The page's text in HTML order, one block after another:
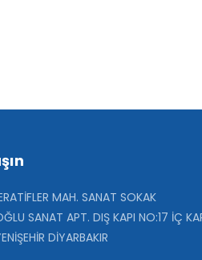
MAH. SANAT SOKAK
SANAT APT. DIŞ KAPI NO:17 İÇ
DİYARBAKIR